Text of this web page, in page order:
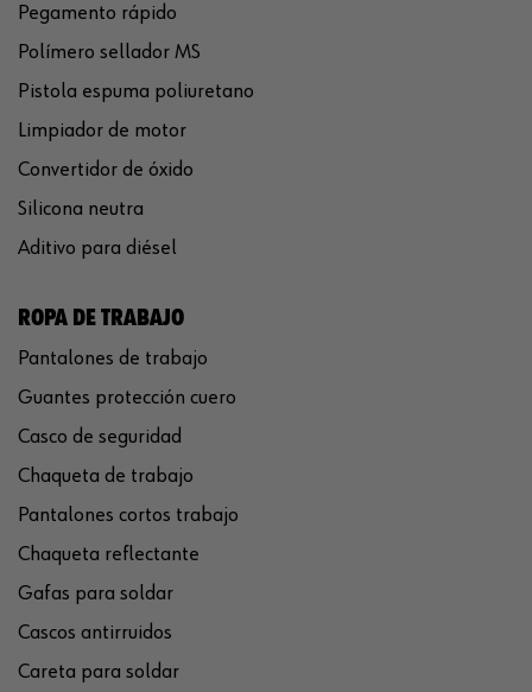
Pegamento rápido
Polímero sellador MS
Pistola espuma poliuretano
Limpiador de motor
Convertidor de óxido
Silicona neutra
Aditivo para diésel
ROPA DE TRABAJO
Pantalones de trabajo
Guantes protección cuero
Casco de seguridad
Chaqueta de trabajo
Pantalones cortos trabajo
Chaqueta reflectante
Gafas para soldar
Cascos antirruidos
Careta para soldar